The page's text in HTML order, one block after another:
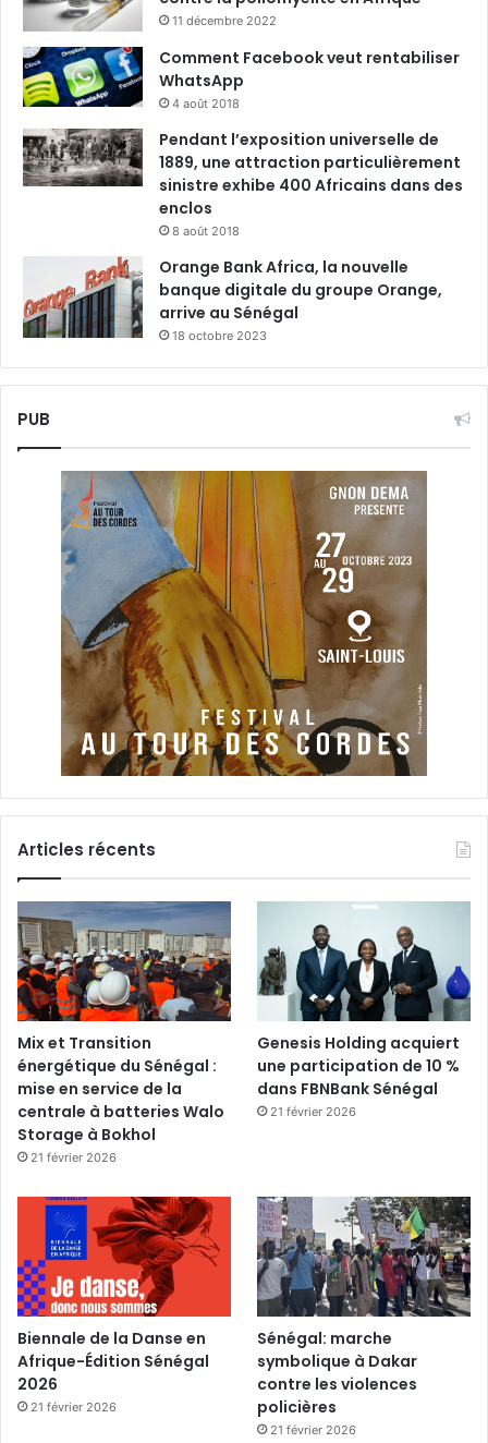
11 décembre 2022
Comment Facebook veut rentabiliser
WhatsApp
4 août 2018
Pendant l’exposition universelle de
1889, une attraction particulièrement
sinistre exhibe 400 Africains dans des
enclos
8 août 2018
Orange Bank Africa, la nouvelle
banque digitale du groupe Orange,
arrive au Sénégal
18 octobre 2023
PUB
Articles récents
Mix et Transition
énergétique du Sénégal :
mise en service de la
centrale à batteries Walo
Storage à Bokhol
21 février 2026
Genesis Holding acquiert
une participation de 10 %
dans FBNBank Sénégal
21 février 2026
Biennale de la Danse en
Afrique-Édition Sénégal
2026
21 février 2026
Sénégal: marche
symbolique à Dakar
contre les violences
policières
21 février 2026